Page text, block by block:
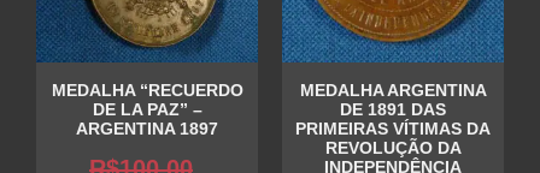
MEDALHA “RECUERDO
DE LA PAZ” –
ARGENTINA 1897
MEDALHA ARGENTINA
DE 1891 DAS
PRIMEIRAS VÍTIMAS DA
REVOLUÇÃO DA
INDEPENDÊNCIA